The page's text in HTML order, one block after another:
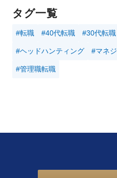
タグ一覧
#転職 #40代転職 #30代転職
#ヘッドハンティング #マネ
#管理職転職